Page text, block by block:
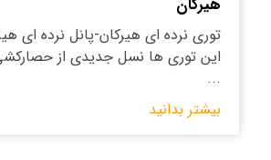
هیرکان
توری نرده ای هیرکان-پانل نرده ای
این توری ها نسل جدیدی از
...
بیشتر بدانید